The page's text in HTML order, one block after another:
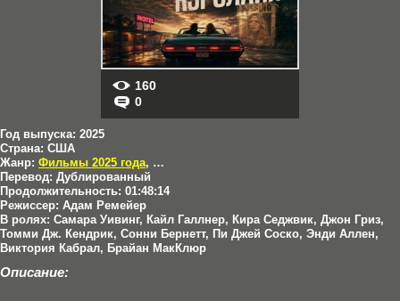
160
0
Год выпуска: 2025
Страна: США
Жанр: Фильмы 2025 года, Мелодрамы
Перевод: Дублированный
Продолжительность: 01:48:14
Режиссер: Адам Ремейер
В ролях: Самара Уивинг, Кайл Галлнер, Кира Седжвик, Джон Гриз,
Томми Дж. Кендрик, Сонни Бернетт, Пи Джей Соско, Энди Аллен,
Виктория Кабрал, Брайан МакКлюр
Описание: